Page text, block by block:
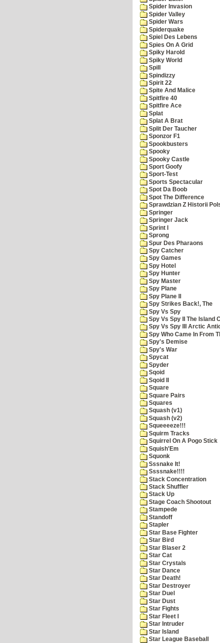
Spider Invasion
Spider Valley
Spider Wars
Spiderquake
Spiel Des Lebens
Spies On A Grid
Spiky Harold
Spiky World
Spill
Spindizzy
Spirit 22
Spite And Malice
Spitfire 40
Spitfire Ace
Splat
Splat A Brat
Split Der Taucher
Sponzor F1
Spookbusters
Spooky
Spooky Castle
Sport Goofy
Sport-Test
Sports Spectacular
Spot Da Boob
Spot The Difference
Sprawdzian Z Historii
Springer
Springer Jack
Sprint I
Sprong
Spur Des Pharaons
Spy Catcher
Spy Games
Spy Hotel
Spy Hunter
Spy Master
Spy Plane
Spy Plane II
Spy Strikes Back!, The
Spy Vs Spy
Spy Vs Spy II The Island
Spy Vs Spy III Arctic
Spy Who Came In From
Spy's Demise
Spy's War
Spycat
Spyder
Sqoid
Sqoid II
Square
Square Pairs
Squares
Squash (v1)
Squash (v2)
Squeeeeze!!!
Squirm Tracks
Squirrel On A Pogo Stick
Squish'Em
Squonk
Sssnake It!
Ssssnake!!!!
Stack Concentration
Stack Shuffler
Stack Up
Stage Coach Shootout
Stampede
Standoff
Stapler
Star Base Fighter
Star Bird
Star Blaser 2
Star Cat
Star Crystals
Star Dance
Star Death!
Star Destroyer
Star Duel
Star Dust
Star Fights
Star Fleet I
Star Intruder
Star Island
Star League Baseball